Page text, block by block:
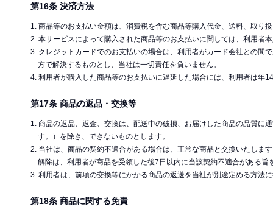
第16条 決済方法
1. 商品等のお支払い金額は、消費税を含む商品等購入代金、送料、取り
2. 本サービスによって購入された商品等のお支払いに関しては、利用者
3. クレジットカードでのお支払いの場合は、利用者がカード会社との間
方で解決するものとし、当社は一切責任を負いません。
4. 利用者が購入した商品等のお支払いに遅延した場合には、利用者は年
第17条 商品の返品・交換等
1. 商品の返品、返金、交換は、配送中の破損、お届けした商品の品質に
す。）を除き、できないものとします。
2. 当社は、商品の契約不適合がある場合は、正常な商品と交換いたしま
解除は、利用者が商品を受領した後7日以内に当該契約不適合がある
3. 利用者は、前項の交換等にかかる商品の返送を当社が別途定める方法
第18条 商品に関する免責